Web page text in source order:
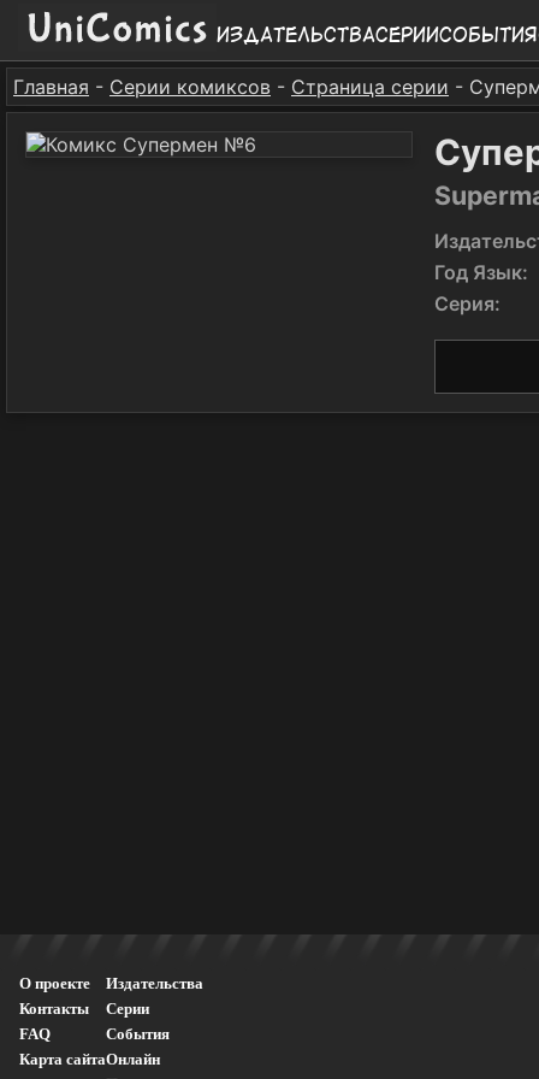
ИздательстваСерииСобытия
Главная - Серии комиксов - Страница серии -
Год Язык:
Серия:
О проекте
Контакты
FAQ
Карта сайта
Издательства
Серии
События
Онлайн